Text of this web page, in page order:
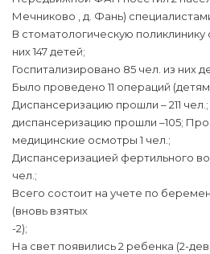
Мечниково , д. Фань)
В стоматологическую поликлинику
них 147 детей;
Госпитализировано 85 чел. из них
Было проведено 11 операций
Диспансеризацию прошли – 211
диспансеризацию прошли –105;
медицинские осмотры 1 чел.;
Диспансеризацией фертильного
чел.;
Всего состоит на учете по
(вновь взятых
-2);
На свет появились 2 ребенка (2-